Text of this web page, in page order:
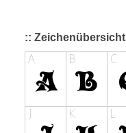
:: Zeichenübersicht